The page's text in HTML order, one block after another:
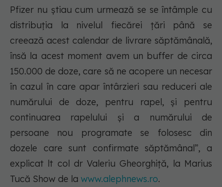
Pfizer nu știau cum urmează se se întâmple cu
distribuția la nivelul fiecărei țări până se
creează acest calendar de livrare săptămânală,
însă la acest moment avem un buffer de circa
150.000 de doze, care să ne acopere un necesar
în cazul în care apar întârzieri sau reduceri ale
numărului de doze, pentru rapel, și pentru
continuarea rapelului și a numărului de
persoane nou programate se folosesc din
dozele care sunt confirmate săptămânal”, a
explicat lt col dr Valeriu Gheorghiță, la Marius
Tucă Show de la www.alephnews.ro.